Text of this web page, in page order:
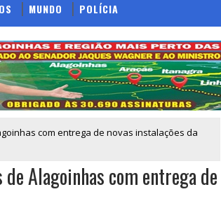
MUNDO POLÍCIA
com entrega de novas instalações da
Alagoinhas com entrega de